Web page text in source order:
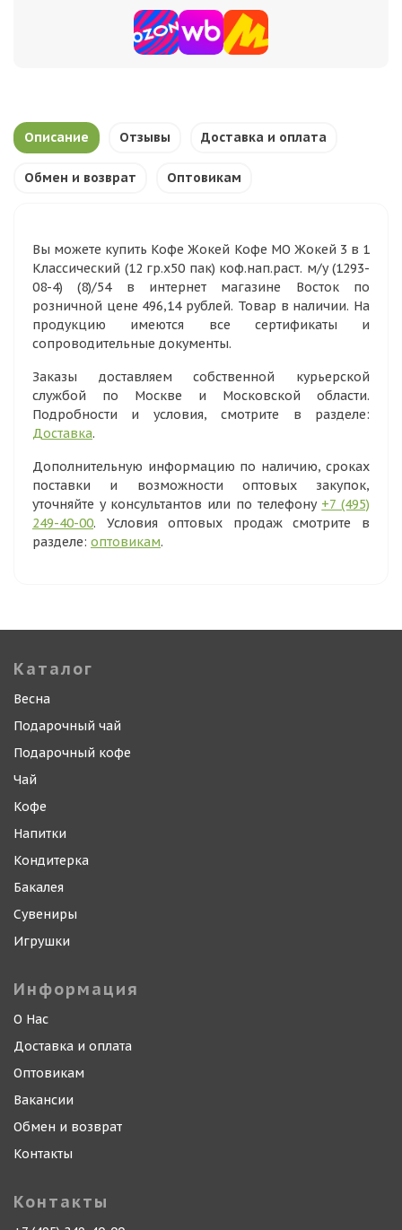
Описание Отзывы Доставка и оплата
Обмен и возврат Оптовикам
Вы можете купить Кофе Жокей Кофе МО Жокей 3 в 1
Классический (12 гр.х50 пак) коф.нап.раст. м/у (1293-
08-4) (8)/54 в интернет магазине Восток по
розничной цене 496,14 рублей. Товар в наличии. На
продукцию имеются все сертификаты и
сопроводительные документы.
Заказы доставляем собственной курьерской
службой по Москве и Московской области.
Подробности и условия, смотрите в разделе:
Доставка.
Дополнительную информацию по наличию, сроках
поставки и возможности оптовых закупок,
уточняйте у консультантов или по телефону +7 (495)
249-40-00. Условия оптовых продаж смотрите в
разделе: оптовикам.
Каталог
Весна
Подарочный чай
Подарочный кофе
Чай
Кофе
Напитки
Кондитерка
Бакалея
Сувениры
Игрушки
Информация
О Нас
Доставка и оплата
Оптовикам
Вакансии
Обмен и возврат
Контакты
Контакты